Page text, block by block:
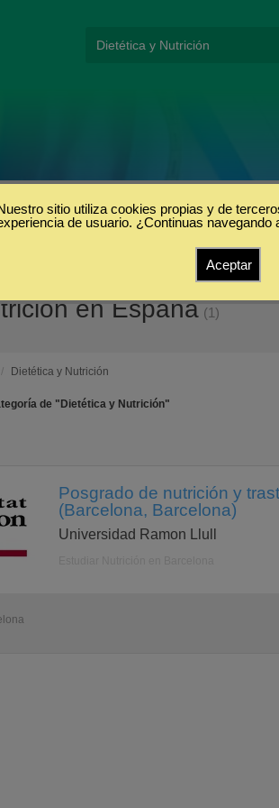
en España (1)
/ Dietética y Nutrición
de "Dietética y Nutrición"
Posgrado de nutrición y
(Barcelona, Barcelona)
Universidad Ramon Llull
sitio utiliza cookies propias y de
de usuario. ¿Continuas navegando
Aceptar